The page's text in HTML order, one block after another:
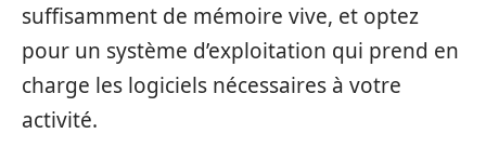
suffisamment de mémoire vive, et optez
pour un système d’exploitation qui prend en
charge les logiciels nécessaires à votre
activité.